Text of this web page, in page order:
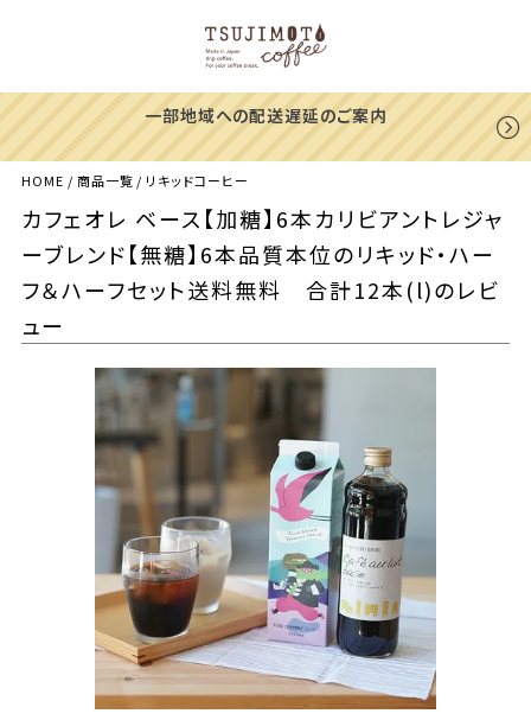
一部地域への配送遅延のご案内
HOME 商品一覧 リキッドコーヒー
カフェオレ ベース【加糖】6本カリビアントレジャ
ーブレンド【無糖】6本品質本位のリキッド・ハー
フ＆ハーフセット送料無料 合計12本(l)のレビ
ュー